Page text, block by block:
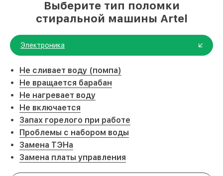
Выберите тип поломки
стиральной машины Artel
Электроника
Не сливает воду (помпа)
Не вращается барабан
Не нагревает воду
Не включается
Запах горелого при работе
Проблемы с набором воды
Замена ТЭНа
Замена платы управления